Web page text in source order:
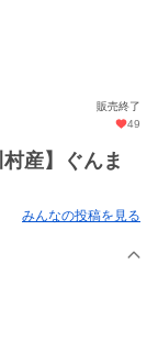
販売終了
49
産】ぐんま
みんなの投稿を見る